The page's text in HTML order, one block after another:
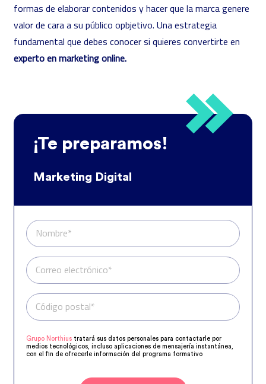
formas de elaborar contenidos y hacer que la marca genere
valor de cara a su público opbjetivo. Una estrategia
fundamental que debes conocer si quieres convertirte en
experto en marketing online.
¡Te preparamos!
Marketing Digital
Nombre*
Correo electrónico*
Teléfono*
Código postal*
Grupo Northius tratará sus datos personales para contactarle por
medios tecnológicos, incluso aplicaciones de mensajería instantánea,
con el fin de ofrecerle información del programa formativo
correspondiente. Compartiremos su solicitud con las empresas que